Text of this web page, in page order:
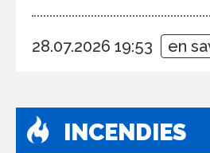
28.07.2026 19:53 en
INCENDIES